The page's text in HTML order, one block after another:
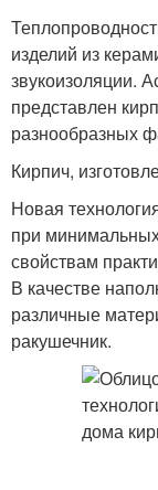
изделий из
звукоизоляции.
представлен
разнообразных
Кирпич,
Новая
при
свойствам
В качестве
различные
ракушечник.